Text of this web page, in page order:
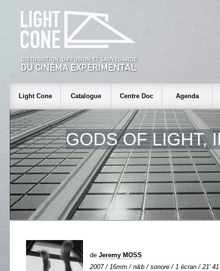
Light Cone Catalogue Centre Doc Agenda
GODS OF LIGHT,
de Jeremy MOSS
2007 / 16mm / n&b / sonore / 1 écran / 21' 41